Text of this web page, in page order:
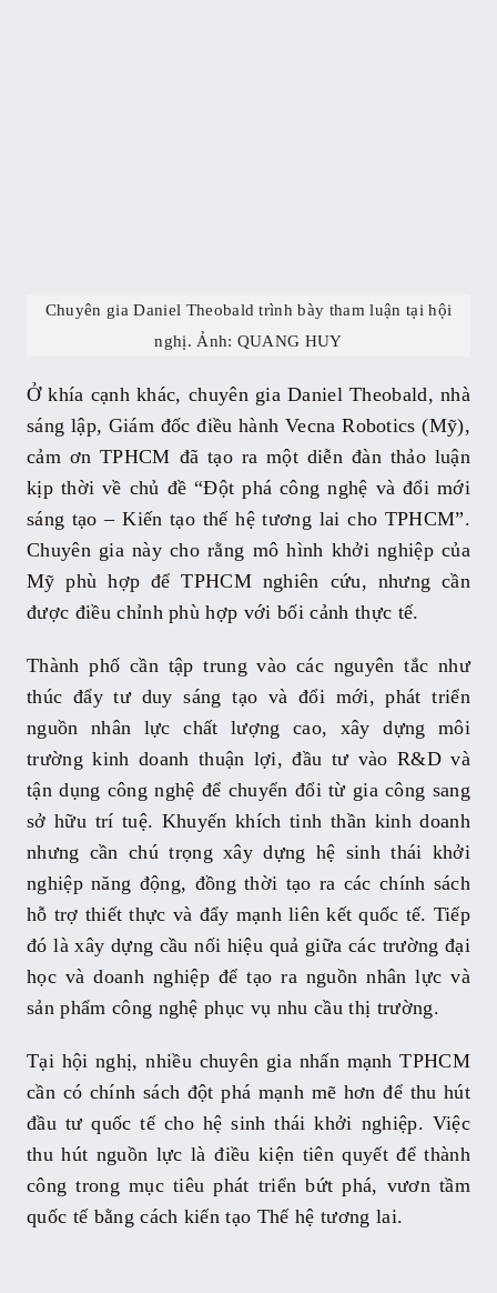
Chuyên gia Daniel Theobald trình bày tham luận tại hội
nghị. Ảnh: QUANG HUY
Ở khía cạnh khác, chuyên gia Daniel Theobald, nhà
sáng lập, Giám đốc điều hành Vecna Robotics (Mỹ),
cảm ơn TPHCM đã tạo ra một diễn đàn thảo luận
kịp thời về chủ đề “Đột phá công nghệ và đổi mới
sáng tạo – Kiến tạo thế hệ tương lai cho TPHCM”.
Chuyên gia này cho rằng mô hình khởi nghiệp của
Mỹ phù hợp để TPHCM nghiên cứu, nhưng cần
được điều chỉnh phù hợp với bối cảnh thực tế.
Thành phố cần tập trung vào các nguyên tắc như
thúc đẩy tư duy sáng tạo và đổi mới, phát triển
nguồn nhân lực chất lượng cao, xây dựng môi
trường kinh doanh thuận lợi, đầu tư vào R&D và
tận dụng công nghệ để chuyển đổi từ gia công sang
sở hữu trí tuệ. Khuyến khích tinh thần kinh doanh
nhưng cần chú trọng xây dựng hệ sinh thái khởi
nghiệp năng động, đồng thời tạo ra các chính sách
hỗ trợ thiết thực và đẩy mạnh liên kết quốc tế. Tiếp
đó là xây dựng cầu nối hiệu quả giữa các trường đại
học và doanh nghiệp để tạo ra nguồn nhân lực và
sản phẩm công nghệ phục vụ nhu cầu thị trường.
Tại hội nghị, nhiều chuyên gia nhấn mạnh TPHCM
cần có chính sách đột phá mạnh mẽ hơn để thu hút
đầu tư quốc tế cho hệ sinh thái khởi nghiệp. Việc
thu hút nguồn lực là điều kiện tiên quyết để thành
công trong mục tiêu phát triển bứt phá, vươn tầm
quốc tế bằng cách kiến tạo Thế hệ tương lai.